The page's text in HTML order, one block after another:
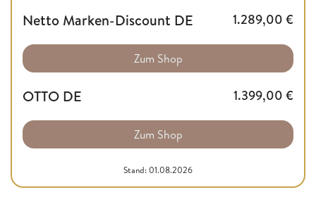
Netto Marken-Discount DE 1.289,00 €
Zum Shop
OTTO DE 1.399,00 €
Zum Shop
Stand: 01.08.2026